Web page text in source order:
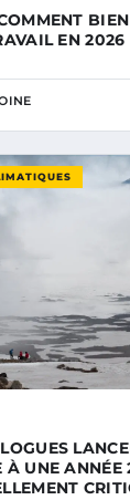
EN 2026
À UNE ANNÉE